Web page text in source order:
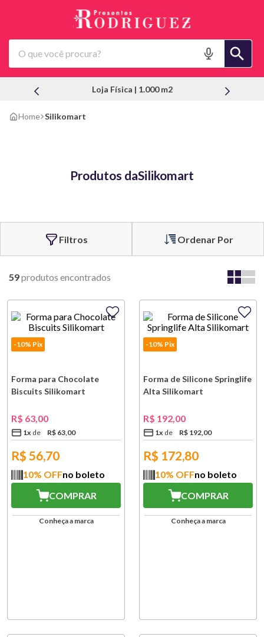
O que você procura?
Loja Física | 1.000 m2
Silikomart
Produtos daSilikomart
Ordenar Por
59produtos
-10% Pix
Forma para Chocolate
Biscuits Silikomart
R$ 63,00
1x R$ 63,00
R$ 56,70
10% OFFno boleto
COMPRAR
Conheça a marca
-10% Pix
Forma de Silicone Springlife
Alta Silikomart
R$ 192,00
1x R$ 192,00
R$ 172,80
10% OFFno boleto
COMPRAR
Conheça a marca